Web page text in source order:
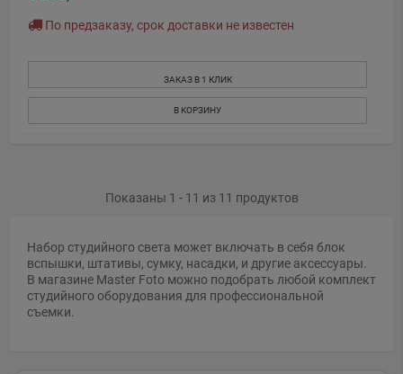
По предзаказу, срок доставки не известен
ЗАКАЗ В 1 КЛИК
В КОРЗИНУ
Показаны 1 - 11 из 11 продуктов
Набор студийного света может включать в себя блок
вспышки, штативы, сумку, насадки, и другие аксессуары.
В магазине Master Foto можно подобрать любой комплект
студийного оборудования для профессиональной
съемки.